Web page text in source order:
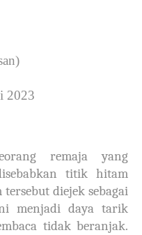
2023
remaja yang
titik hitam
diejek sebagai
menjadi daya tarik
tidak beranjak.